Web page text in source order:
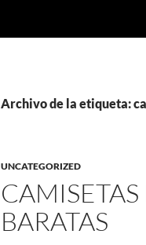
Archivo de la etiqueta:
UNCATEGORIZED
BARATAS